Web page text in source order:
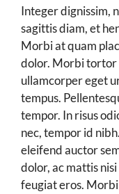
Integer dignissim,
sagittis diam, et
Morbi at quam
dolor. Morbi
ullamcorper eget
tempus.
tempor. In risus
nec, tempor id
eleifend auctor
dolor, ac mattis
feugiat eros.